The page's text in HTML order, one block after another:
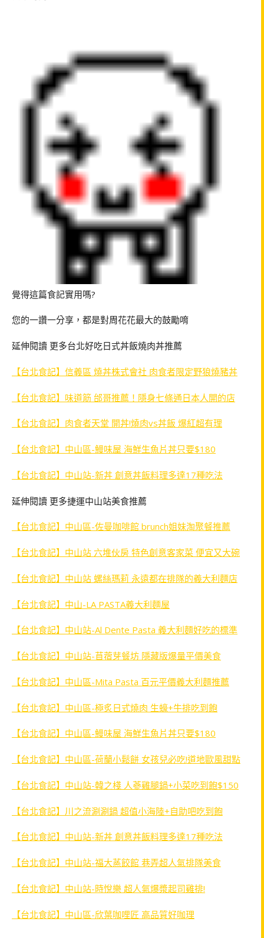
覺得這篇食記實用嗎?
您的一讚一分享，都是對周花花最大的鼓勵唷
延伸閱讀 更多台北好吃日式丼飯燒肉丼推薦
【台北食記】信義區 燒丼株式會社 肉食者限定野狼燒豬丼
【台北食記】味道筋 邰哥推薦！隱身七條通日本人開的店
【台北食記】肉食者天堂 開丼!燒肉vs丼飯 爆紅超有理
【台北食記】中山區-鰻味屋 海鮮生魚片丼只要$180
【台北食記】中山站-新丼 創意丼飯料理多達17種吃法
延伸閱讀 更多捷運中山站美食推薦
【台北食記】中山區-佐曼咖啡館 brunch姐妹淘聚餐推薦
【台北食記】中山站 六堆伙房 特色創意客家菜 便宜又大碗
【台北食記】中山站 螺絲瑪莉 永遠都在排隊的義大利麵店
【台北食記】中山-LA PASTA義大利麵屋
【台北食記】中山站-Al Dente Pasta 義大利麵好吃的標準
【台北食記】中山站-苜蓿芽餐坊 隱藏版爆量平價美食
【台北食記】中山區-Mita Pasta 百元平價義大利麵推薦
【台北食記】中山區-極炙日式燒肉 生蠔+牛排吃到飽
【台北食記】中山區-鰻味屋 海鮮生魚片丼只要$180
【台北食記】中山區-荷蘭小鬆餅 女孩兒必吃!道地歐風甜點
【台北食記】中山站-韓之棧 人蔘雞腿鍋+小菜吃到飽$150
【台北食記】川之流涮涮鍋 超值小海陸+自助吧吃到飽
【台北食記】中山站-新丼 創意丼飯料理多達17種吃法
【台北食記】中山站-福大蒸餃館 巷弄超人氣排隊美食
【台北食記】中山站-時悅樂 超人氣爆漿起司雞排!
【台北食記】中山區-欣葉咖哩匠 高品質好咖理